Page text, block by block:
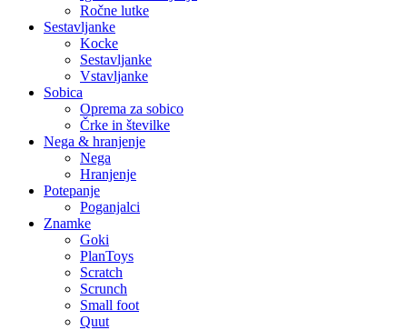
Ročne lutke
Sestavljanke
Kocke
Sestavljanke
Vstavljanke
Sobica
Oprema za sobico
Črke in številke
Nega & hranjenje
Nega
Hranjenje
Potepanje
Poganjalci
Znamke
Goki
PlanToys
Scratch
Scrunch
Small foot
Quut